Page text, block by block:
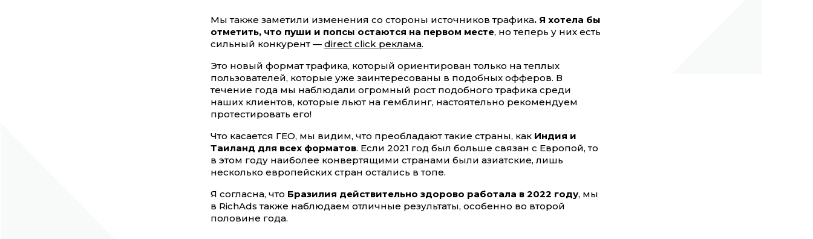
Мы также заметили изменения со стороны источников трафика. Я хотела бы
отметить, что пуши и попсы остаются на первом месте, но теперь у них есть
сильный конкурент — direct click реклама.
Это новый формат трафика, который ориентирован только на теплых
пользователей, которые уже заинтересованы в подобных офферов. В
течение года мы наблюдали огромный рост подобного трафика среди
наших клиентов, которые льют на гемблинг, настоятельно рекомендуем
протестировать его!
Что касается ГЕО, мы видим, что преобладают такие страны, как Индия и
Таиланд для всех форматов. Если 2021 год был больше связан с Европой, то
в этом году наиболее конвертящими странами были азиатские, лишь
несколько европейских стран остались в топе.
Я согласна, что Бразилия действительно здорово работала в 2022 году, мы
в RichAds также наблюдаем отличные результаты, особенно во второй
половине года.